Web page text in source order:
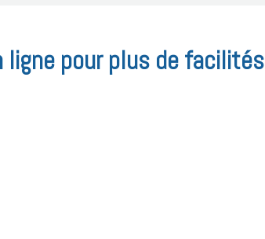
ligne pour plus de facilités